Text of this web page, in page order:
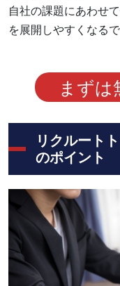
自社の課題にあわせ
を展開しやすくなるで
まず
リクルート
のポイント